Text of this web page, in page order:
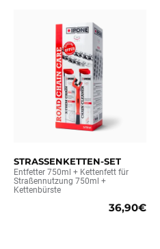
STRASSENKETTEN-SET
Entfetter 750ml + Kettenfett für
Straßennutzung 750ml +
Kettenbürste
36,90€